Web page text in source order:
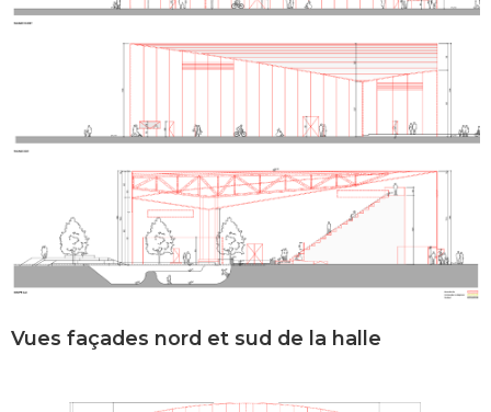
Vues façades nord et sud de la halle